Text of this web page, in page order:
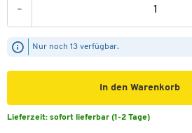
-
Nur noch 13 verfügbar.
In den Warenkorb
Lieferzeit: sofort lieferbar (1-2 Tage)